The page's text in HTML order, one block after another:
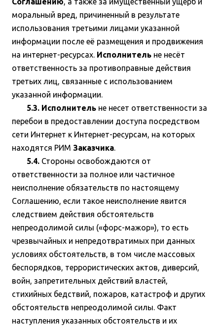
моральный вред, причиненный в результате
использования третьими лицами указанной
информации после её размещения и продвижения
на интернет-ресурсах. Исполнитель не несёт
ответственность за противоправные действия
третьих лиц, связанные с использованием
указанной информации.
5.3. Исполнитель не несет ответственности за
перебои в предоставлении доступа посредством
сети Интернет к Интернет-ресурсам, на которых
находятся РИМ Заказчика
5.4. Стороны освобождаются от
ответственности за полное или частичное
неисполнение обязательств по настоящему
Соглашению, если такое неисполнение явится
следствием действия обстоятельств
непреодолимой силы («форс-мажор»), то есть
чрезвычайных и непредотвратимых при данных
условиях обстоятельств, в том числе массовых
беспорядков, террористических актов, диверсий,
войн, запретительных действий властей,
стихийных бедствий, пожаров, катастроф и других
обстоятельств непреодолимой силы. Факт
наступления указанных обстоятельств и их